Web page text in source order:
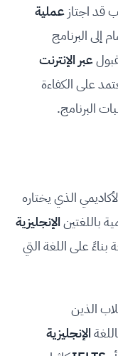
قد اجتازعملية
إلى البرنامج
عبر الإنترنت
على الكفاءة
البرنامج.
الذي يختاره
باللغتينالإنجليزية
على اللغة التي
الذين
الإنجليزية